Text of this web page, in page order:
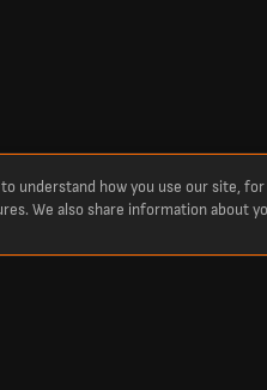
understand how you use our site,
We also share information about